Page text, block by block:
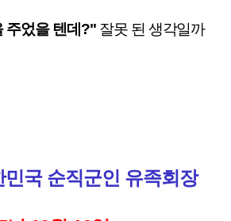
주었을 텐데?" 잘못 된 생각일까
국 순직군인 유족회장